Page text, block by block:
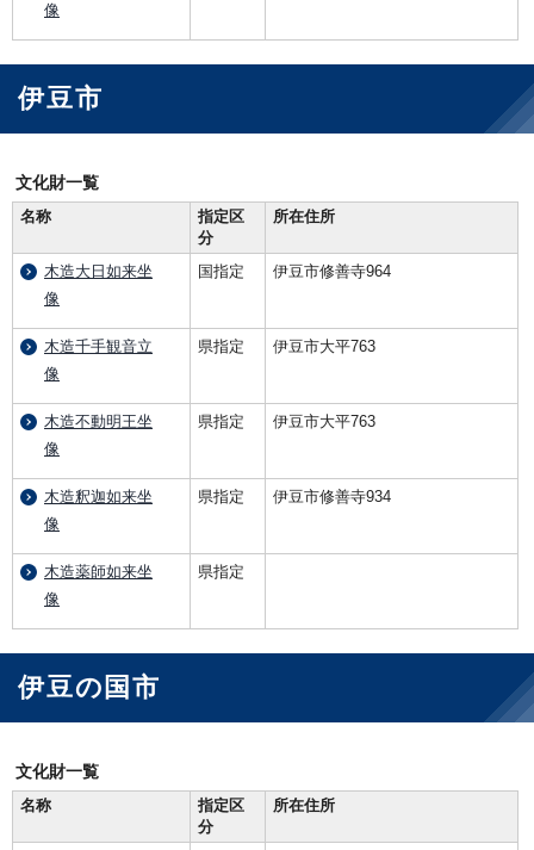
像
伊豆市
文化財一覧
名称
指定区
分
所在住所
木造大日如来坐
像
国指定 伊豆市修善寺964
木造千手観音立
像
県指定 伊豆市大平763
木造不動明王坐
像
県指定 伊豆市大平763
木造釈迦如来坐
像
県指定 伊豆市修善寺934
木造薬師如来坐
像
県指定
伊豆の国市
文化財一覧
名称
指定区
分
所在住所